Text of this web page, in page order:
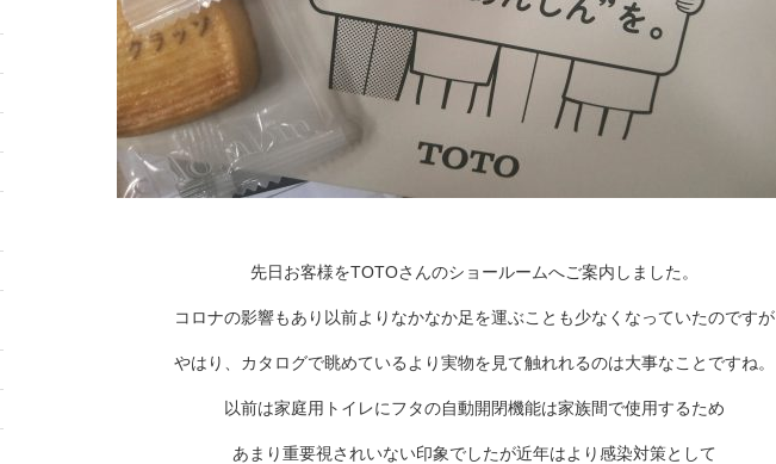
先日お客様をTOTOさんのショールームへご案内しました。
コロナの影響もあり以前よりなかなか足を運ぶことも少なくなっていたのですが
やはり、カタログで眺めているより実物を見て触れれるのは大事なことですね。
以前は家庭用トイレにフタの自動開閉機能は家族間で使用するため
あまり重要視されいない印象でしたが近年はより感染対策として